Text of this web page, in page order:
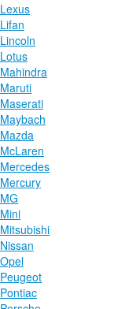
Lexus
Lifan
Lincoln
Lotus
Mahindra
Maruti
Maserati
Maybach
Mazda
McLaren
Mercedes
Mercury
MG
Mini
Mitsubishi
Nissan
Opel
Peugeot
Pontiac